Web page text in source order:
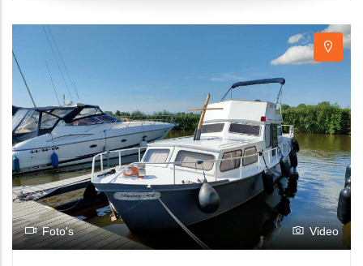
Foto's Video